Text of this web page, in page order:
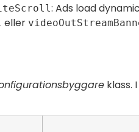
: Ads load
eller
klass.